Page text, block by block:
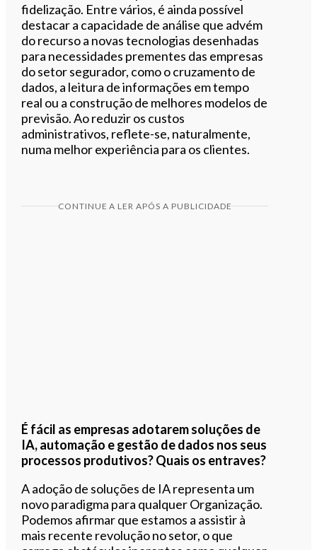
fidelização. Entre vários, é ainda possível
destacar a capacidade de análise que advém
do recurso a novas tecnologias desenhadas
para necessidades prementes das empresas
do setor segurador, como o cruzamento de
dados, a leitura de informações em tempo
real ou a construção de melhores modelos de
previsão. Ao reduzir os custos
administrativos, reflete-se, naturalmente,
numa melhor experiência para os clientes.
CONTINUE A LER APÓS A PUBLICIDADE
É fácil as empresas adotarem soluções de
IA, automação e gestão de dados nos seus
processos produtivos? Quais os entraves?
A adoção de soluções de IA representa um
novo paradigma para qualquer Organização.
Podemos afirmar que estamos a assistir à
mais recente revolução no setor, o que